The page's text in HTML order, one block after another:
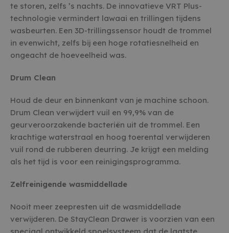
te storen, zelfs ’s nachts. De innovatieve VRT Plus-
technologie vermindert lawaai en trillingen tijdens
wasbeurten. Een 3D-trillingssensor houdt de trommel
in evenwicht, zelfs bij een hoge rotatiesnelheid en
ongeacht de hoeveelheid was.
Drum Clean
Houd de deur en binnenkant van je machine schoon.
Drum Clean verwijdert vuil en 99,9% van de
geurveroorzakende bacteriën uit de trommel. Een
krachtige waterstraal en hoog toerental verwijderen
vuil rond de rubberen deurring. Je krijgt een melding
als het tijd is voor een reinigingsprogramma.
Zelfreinigende wasmiddellade
Nooit meer zeepresten uit de wasmiddellade
verwijderen. De StayClean Drawer is voorzien van een